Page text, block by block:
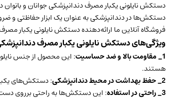
دستکش‌ها در دندانپزشکی به عنوان یک ابزار حفاظتی و
فروشگاه آنلاین ما ارائه‌دهنده دستکش نایلونی یکبار
ویژگی‌های دستکش نایلونی یکبار مصرف
1_ مقاومت بالا و ضد حساسیت: این محصول از جنس
هستند.
2_ حفظ بهداشت در محیط دندانپزشکی
: دستکش‌های
3_ راحتی در استفاده
: این دستکش‌ها به راحتی برروی دست